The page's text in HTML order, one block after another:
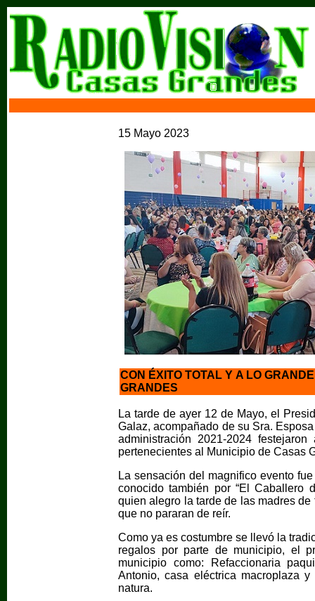
15 Mayo 2023
CON ÉXITO TOTAL Y A LO
GRANDES
La tarde de ayer 12 de Mayo, el
Galaz, acompañado de su Sra.
administración 2021-2024
pertenecientes al Municipio de Casas
La sensación del magnifico evento
conocido también por “El Caballero
quien alegro la tarde de las madres
que no pararan de reír.
Como ya es costumbre se llevó la
regalos por parte de municipio, el
municipio como: Refaccionaria
Antonio, casa eléctrica macroplaza
natura.